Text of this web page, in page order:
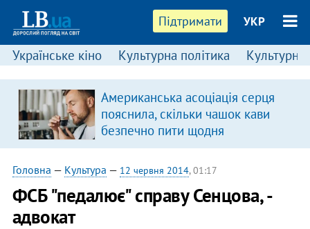
Підтримати УКР
Українське кіно Культурна політика Культурні
Американська асоціація серця
пояснила, скільки чашок кави
безпечно пити щодня
Головна — Культура — 12 червня 2014, 01:17
ФСБ "педалює" справу Сенцова, -
адвокат